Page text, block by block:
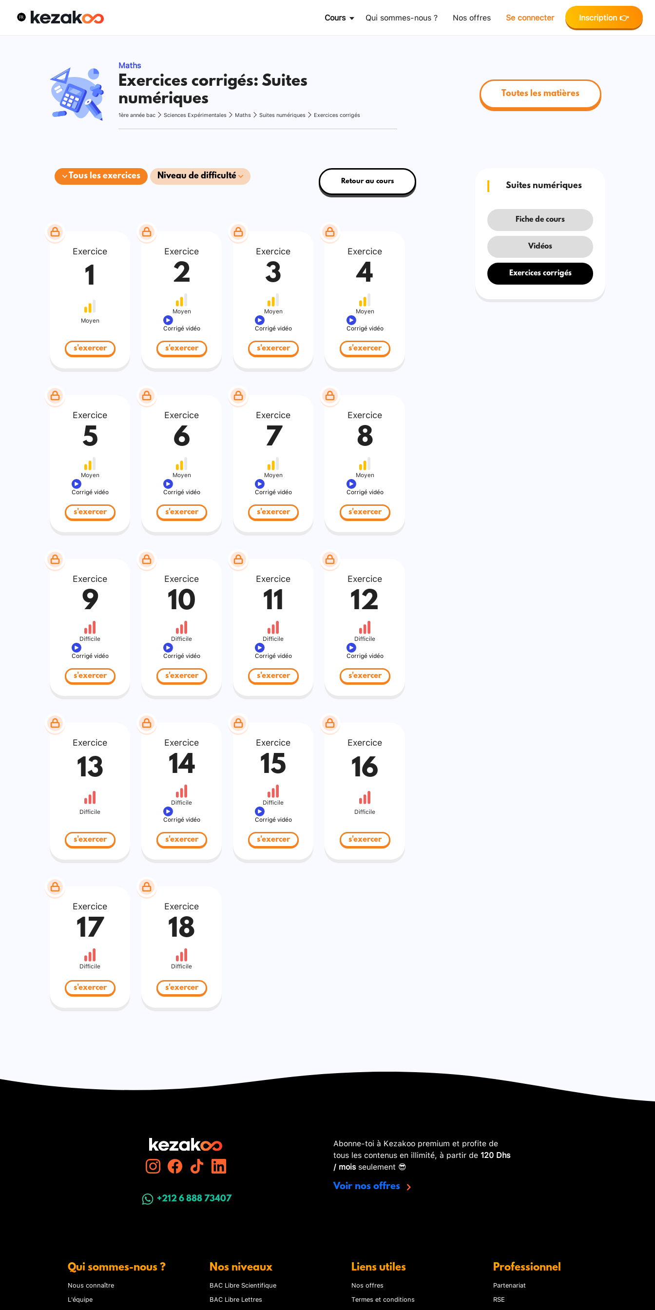
Cours Qui sommes-nous ? Nos offres Se connecter Inscription 👉
Maths
Exercices corrigés: Suites
numériques
1ère année bac Sciences Expérimentales Maths Suites numériques Exercices corrigés
Toutes les matières
Tous les exercices Niveau de difficulté
Retour au cours
Exercice
1
Moyen
s'exercer
Exercice
2
Moyen
Corrigé vidéo
s'exercer
Exercice
3
Moyen
Corrigé vidéo
s'exercer
Exercice
4
Moyen
Corrigé vidéo
s'exercer
Exercice
5
Moyen
Corrigé vidéo
s'exercer
Exercice
6
Moyen
Corrigé vidéo
s'exercer
Exercice
7
Moyen
Corrigé vidéo
s'exercer
Exercice
8
Moyen
Corrigé vidéo
s'exercer
Exercice
9
Difficile
Corrigé vidéo
s'exercer
Exercice
10
Difficile
Corrigé vidéo
s'exercer
Exercice
11
Difficile
Corrigé vidéo
s'exercer
Exercice
12
Difficile
Corrigé vidéo
s'exercer
Exercice
13
Difficile
s'exercer
Exercice
14
Difficile
Corrigé vidéo
s'exercer
Exercice
15
Difficile
Corrigé vidéo
s'exercer
Exercice
16
Difficile
s'exercer
Exercice
17
Difficile
s'exercer
Exercice
18
Difficile
s'exercer
Suites numériques
Fiche de cours
Vidéos
Exercices corrigés
+212 6 888 73407
Abonne-toi à Kezakoo premium et profite de
tous les contenus en illimité, à partir de 120 Dhs
/ moisseulement 😎
Voir nos offres
Qui sommes-nous ?
Nous connaître
L'équipe
Nos niveaux
BAC Libre Scientifique
BAC Libre Lettres
Liens utiles
Nos offres
Termes et conditions
Professionnel
Partenariat
RSE